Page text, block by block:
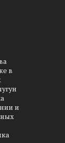
в
и